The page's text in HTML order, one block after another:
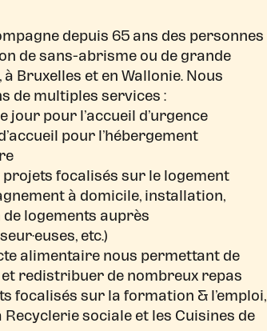
depuis 65 ans des personnes
de sans-abrisme ou de grande
Bruxelles et en Wallonie. Nous
de multiples services :
jour pour l’accueil d’urgence
pour l’hébergement
focalisés sur le logement
à domicile, installation,
logements auprès
etc.)
alimentaire nous permettant de
redistribuer de nombreux repas
focalisés sur la formation & l’emploi,
sociale et les Cuisines de